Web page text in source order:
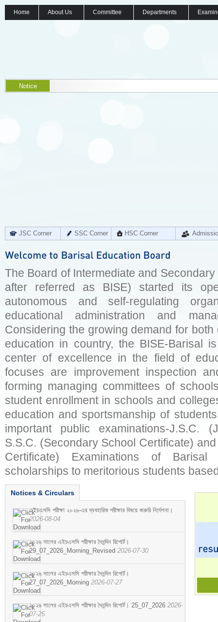
Home About Us Committee Departments
Notice
JSC Corner SSC Corner HSC Corner
The Board of Intermediate and
after referred as BISE) started its
autonomous and self-regulating
educational administration and
Considering the growing demand for
education in country, the BISE-Barisal
center of excellence in the field of
focuses are improvement inspection
forming managing committees of
student enrollment in schools and
education and sportsmanship of
important public examinations-J.S.C.
S.S.C. (Secondary School Certificate)
Certificate) Examinations of
scholarships to meritorious students
Notices & Circulars
এইচএসসি পরীক্ষা ২০২৬-এর ব্যবহারিক পরীক্ষার বিষয়ে জরুরি নির্দেশনা।
2026-08-04
২০২৬ সালের এইচএসসি পরীক্ষার দৈনন্দিন রিপোর্ট।
29_07_2026_Morning_Revised 2026-07-30
২০২৬ সালের এইচএসসি পরীক্ষার দৈনন্দিন রিপোর্ট।
27_07_2026_Morning 2026-07-27
২০২৬ সালের এইচএসসি পরীক্ষার দৈনন্দিন রিপোর্ট। 25_07_2026 2026-
07-25